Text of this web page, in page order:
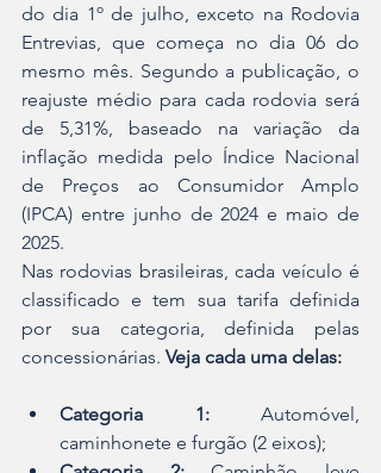
do dia 1º de julho, exceto na Rodovia
Entrevias, que começa no dia 06 do
mesmo mês. Segundo a publicação, o
reajuste médio para cada rodovia será
de 5,31%, baseado na variação da
inflação medida pelo Índice Nacional
de Preços ao Consumidor Amplo
(IPCA) entre junho de 2024 e maio de
2025.
Nas rodovias brasileiras, cada veículo é
classificado e tem sua tarifa definida
por sua categoria, definida pelas
concessionárias. Veja cada uma delas:
Categoria 1: Automóvel,
caminhonete e furgão (2 eixos);